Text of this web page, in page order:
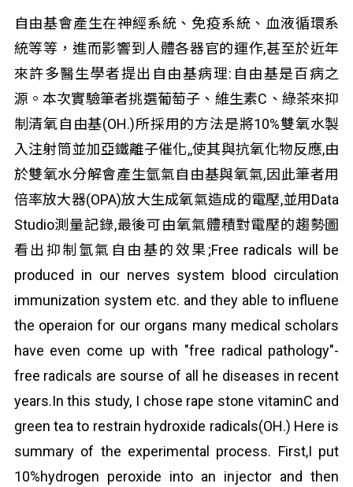
自由基會產生在神經系統、免疫系統、血液循環系
統等等，進而影響到人體各器官的運作,甚至於近年
來許多醫生學者提出自由基病理:自由基是百病之
源。本次實驗筆者挑選葡萄子、維生素C、綠茶來抑
制清氧自由基(OH.)所採用的方法是將10%雙氧水製
入注射筒並加亞鐵離子催化,,使其與抗氧化物反應,由
於雙氧水分解會產生氫氣自由基與氧氣,因此筆者用
倍率放大器(OPA)放大生成氧氣造成的電壓,並用Data
Studio測量記錄,最後可由氧氣體積對電壓的趨勢圖
看出抑制氫氣自由基的效果;Free radicals will be
produced in our nerves system blood circulation
immunization system etc. and they able to influene
the operaion for our organs many medical scholars
have even come up with "free radical pathology"-
free radicals are sourse of all he diseases in recent
years.In this study, I chose rape stone vitaminC and
green tea to restrain hydroxide radicals(OH.) Here is
summary of the experimental process. First,I put
10%hydrogen peroxide into an injector and then